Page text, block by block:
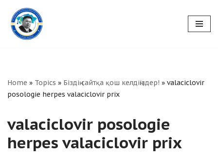
Skip
to
Home » Topics » Біздің сайтқа қош келдіңіздер! » valaciclovir
posologie herpes valaciclovir prix
valaciclovir posologie
herpes valaciclovir prix